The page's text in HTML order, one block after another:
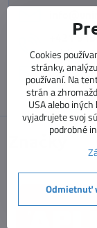
+421
Značky
Cookies
stránky,
používaní. Na
strán a
USA alebo
vyjadrujete svoj
podrobné
Odmietnuť